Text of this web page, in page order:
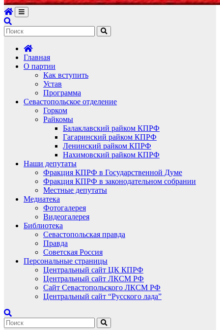
Главная
О партии
Как вступить
Устав
Программа
Севастопольское отделение
Горком
Райкомы
Балаклавский райком КПРФ
Гагаринский райком КПРФ
Ленинский райком КПРФ
Нахимовский райком КПРФ
Наши депутаты
Фракция КПРФ в Государственной Думе
Фракция КПРФ в законодательном собрании
Местные депутаты
Медиатека
Фотогалерея
Видеогалерея
Библиотека
Севастопольская правда
Правда
Советская Россия
Персональные страницы
Центральный сайт ЦК КПРФ
Центральный сайт ЛКСМ РФ
Сайт Севастопольского ЛКСМ РФ
Центральный сайт “Русского лада”